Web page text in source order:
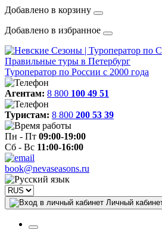
Добавлено в корзину
Добавлено в избранное
Туроператор по России с 2000 года
Агентам: 8 800 100 49 51
Туристам: 8 800 200 53 39
Пн - Пт 09:00-19:00
Сб - Вс 11:00-16:00
book@nevaseasons.ru
Личный